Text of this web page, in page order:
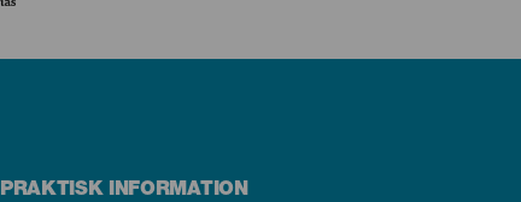
PRAKTISK INFORMATION